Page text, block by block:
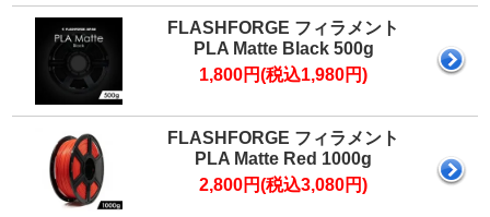
FLASHFORGE フィラメント
PLA Matte Black 500g
1,800円(税込1,980円)
FLASHFORGE フィラメント
PLA Matte Red 1000g
2,800円(税込3,080円)